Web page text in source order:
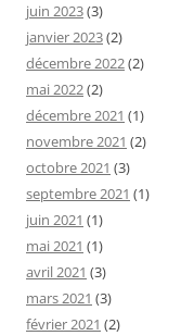
juin 2023(3)
janvier 2023(2)
décembre 2022(2)
mai 2022(2)
décembre 2021 (1)
novembre 2021 (2)
octobre 2021 (3)
septembre 2021 (1)
juin 2021 (1)
mai 2021 (1)
avril 2021 (3)
mars 2021 (3)
février 2021 (2)